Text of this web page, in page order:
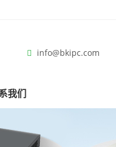
info@bkipc.com
我们